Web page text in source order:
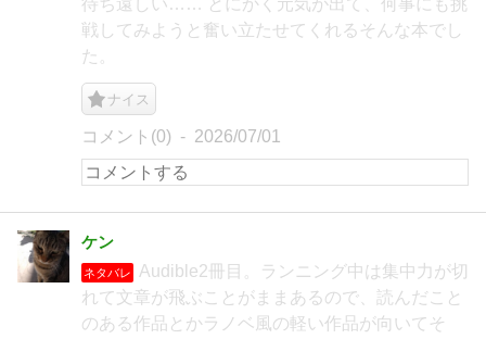
待ち遠しい…… とにかく元気が出て、何事にも挑
戦してみようと奮い立たせてくれるそんな本でし
た。
ナイス
コメント(0) 2026/07/01
ケン
ネタバレ
Audible2冊目。ランニング中は集中力が切
れて文章が飛ぶことがままあるので、読んだこと
のある作品とかラノベ風の軽い作品が向いてそ